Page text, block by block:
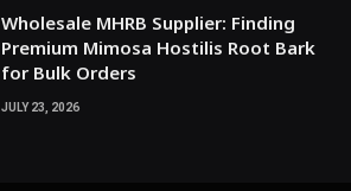
Wholesale MHRB Supplier: Finding
Premium Mimosa Hostilis Root Bark
for Bulk Orders
JULY 23, 2026